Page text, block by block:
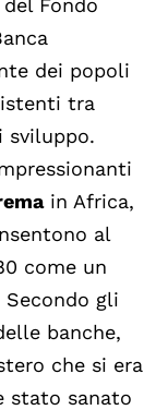
Fondo
dei popoli
tra
sviluppo.
in Africa,
al
come un
gli
banche,
che si era
stato sanato